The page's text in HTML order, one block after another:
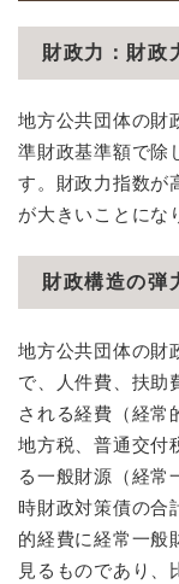
財政力：財政
地方公共団体の財
準財政基準額で除
す。財政力指数が
が大きいことにな
財政構造の弾
地方公共団体の財
で、人件費、扶助
される経費（経常
地方税、普通交付
る一般財源（経常
時財政対策債の合
的経費に経常一般
見るものであり、